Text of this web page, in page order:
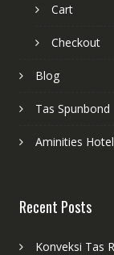
Cart
Checkout
Blog
Tas Spunbond
Aminities Hotel
Recent Posts
Konveksi Tas